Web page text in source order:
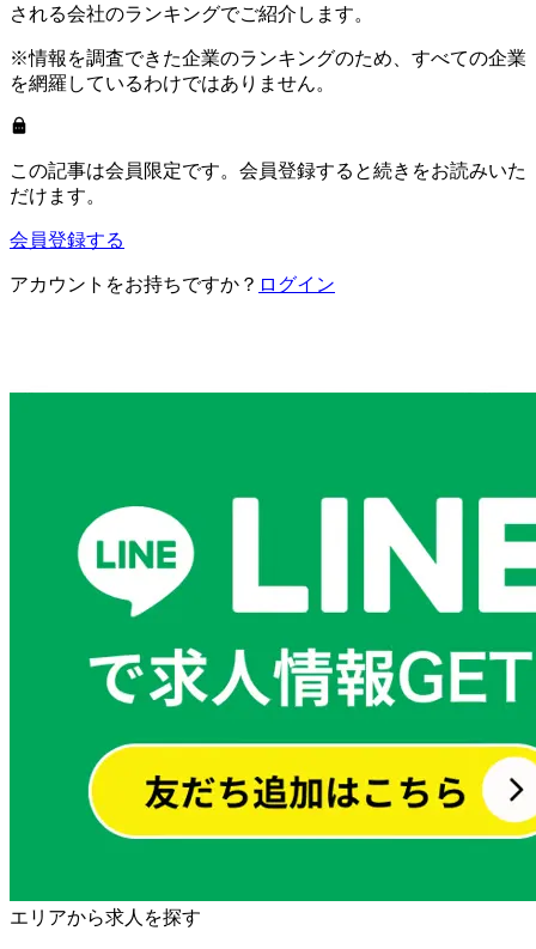
される会社のランキングでご紹介します。
※情報を調査できた企業のランキングのため、すべての企業
を網羅しているわけではありません。
この記事は会員限定です。会員登録すると続きをお読みいた
だけます。
会員登録する
アカウントをお持ちですか？ ログイン
エリアから求人を探す